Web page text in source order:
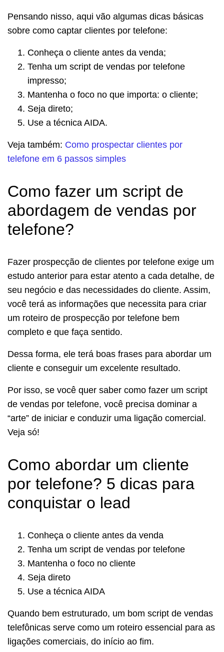
Pensando nisso, aqui vão algumas dicas básicas
sobre como captar clientes por telefone:
Conheça o cliente antes da venda;
Tenha um script de vendas por telefone
impresso;
Mantenha o foco no que importa: o cliente;
Seja direto;
Use a técnica AIDA.
Veja também: Como prospectar clientes por
telefone em 6 passos simples
Como fazer um script de
abordagem de vendas por
telefone?
Fazer prospecção de clientes por telefone exige um
estudo anterior para estar atento a cada detalhe, de
seu negócio e das necessidades do cliente. Assim,
você terá as informações que necessita para criar
um roteiro de prospecção por telefone bem
completo e que faça sentido.
Dessa forma, ele terá boas frases para abordar um
cliente e conseguir um excelente resultado.
Por isso, se você quer saber como fazer um script
de vendas por telefone, você precisa dominar a
“arte” de iniciar e conduzir uma ligação comercial.
Veja só!
Como abordar um cliente
por telefone? 5 dicas para
conquistar o lead
Conheça o cliente antes da venda
Tenha um script de vendas por telefone
Mantenha o foco no cliente
Seja direto
Use a técnica AIDA
Quando bem estruturado, um bom script de vendas
telefônicas serve como um roteiro essencial para as
ligações comerciais, do início ao fim.